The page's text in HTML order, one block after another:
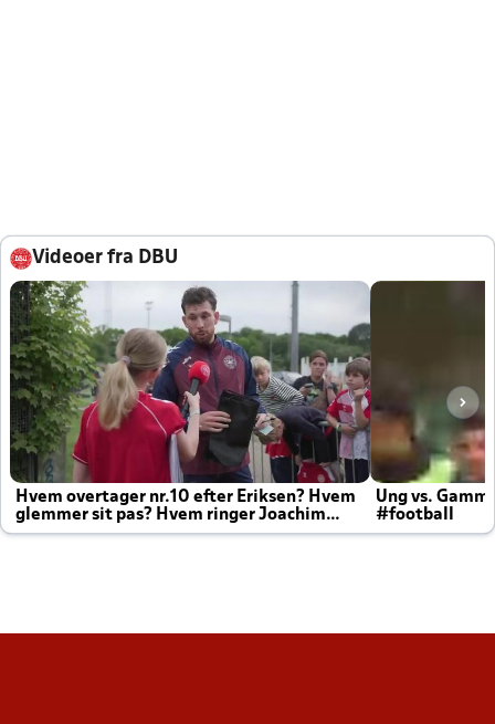
Videoer fra DBU
Hvem overtager nr.10 efter Eriksen? Hvem
glemmer sit pas? Hvem ringer Joachim
altid til efter kampe?
Ung vs.
#football